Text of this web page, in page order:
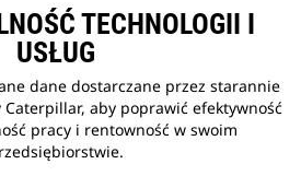
TECHNOLOGII I
USŁUG
dane dostarczane przez starannie
Caterpillar, aby poprawić efektywność
pracy i rentowność w swoim